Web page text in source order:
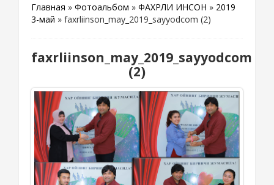
Главная » Фотоальбом » ФАХРЛИ ИНСОН » 2019
3-май » faxrliinson_may_2019_sayyodcom (2)
faxrliinson_may_2019_sayyodcom
(2)